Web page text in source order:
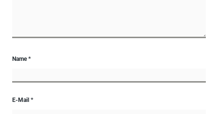
Name*
E-Mail *